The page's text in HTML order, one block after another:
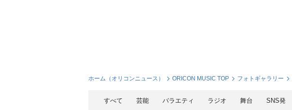
ホーム（オリコンニュース） ORICON MUSIC TOP フォトギャラリー
すべて 芸能 バラエティ ラジオ 舞台 SNS発